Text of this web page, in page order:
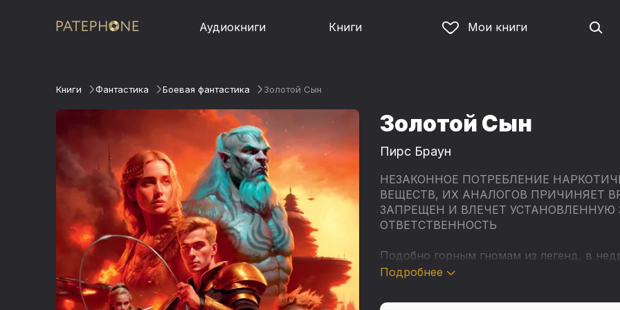
Аудиокниги Книги Мои книги
Книги Фантастика Боевая фантастика Золотой Сын
Золотой Сын
Пирс Браун
НЕЗАКОННОЕ ПОТРЕБЛЕНИЕ
ВЕЩЕСТВ, ИХ АНАЛОГОВ ПРИЧИНЯЕТ
ЗАПРЕЩЕН И ВЛЕЧЕТ УСТАНОВЛЕННУЮ
ОТВЕТСТВЕННОСТЬ
Подобно горным гномам из легенд, в
себя кастой алых. Ценой невероятных
планету оболочкой из воздуха и воды,
Подробнее